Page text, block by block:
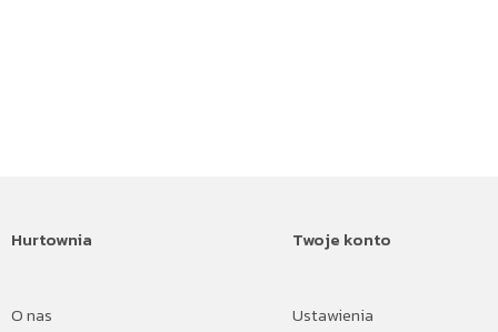
Hurtownia
O nas
Twoje konto
Ustawienia